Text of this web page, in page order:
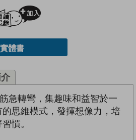
閲
體書
急轉彎，集趣味和益智於一
思維模式，發揮想像力，培
慣。